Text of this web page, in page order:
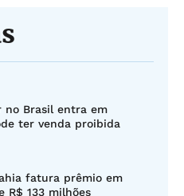
no Brasil entra em
ter venda proibida
fatura prêmio em
R$ 133 milhões